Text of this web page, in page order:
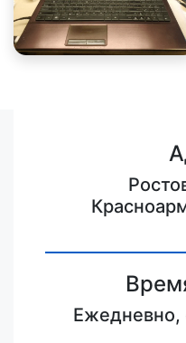
Ежедневно,